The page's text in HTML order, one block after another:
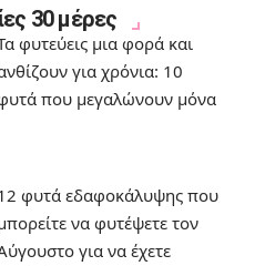
30 μέρες
φυτεύεις μια φορά και
για χρόνια: 10
που μεγαλώνουν μόνα
φυτά εδαφοκάλυψης που
να φυτέψετε τον
για να έχετε